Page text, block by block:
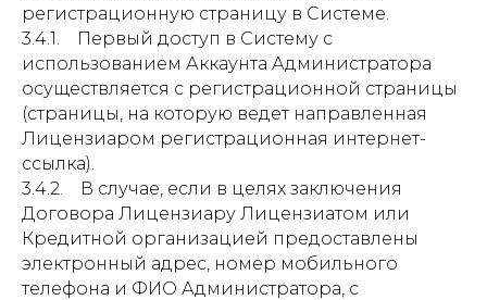
регистрационную страницу в Системе.
3.4.1. Первый доступ в Систему с
использованием Аккаунта Администратора
осуществляется с регистрационной страницы
(страницы, на которую ведет направленная
Лицензиаром регистрационная интернет-
ссылка).
3.4.2. В случае, если в целях заключения
Договора Лицензиару Лицензиатом или
Кредитной организацией предоставлены
электронный адрес, номер мобильного
телефона и ФИО Администратора, с